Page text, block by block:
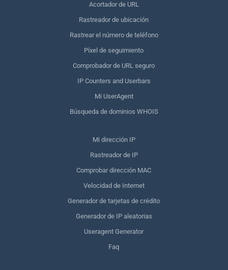
Acortador de URL
Rastreador de ubicación
Rastrear el número de teléfono
Píxel de seguimiento
Comprobador de URL seguro
IP Counters and Userbars
Mi UserAgent
Búsqueda de dominios WHOIS
Mi dirección IP
Rastreador de IP
Comprobar dirección MAC
Velocidad de Internet
Generador de tarjetas de crédito
Generador de IP aleatorias
Useragent Generator
Faq